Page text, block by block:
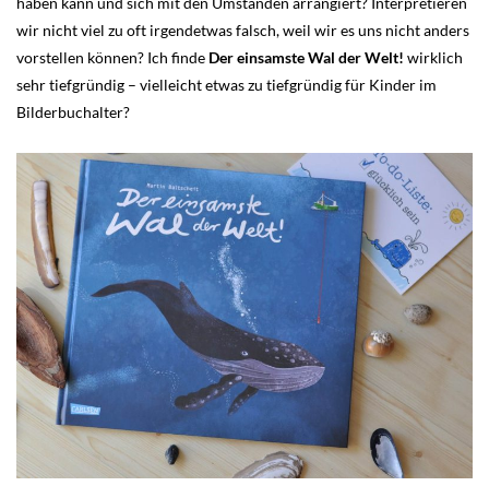
wir nicht viel zu oft irgendetwas falsch, weil wir es uns nicht anders
vorstellen können? Ich finde Der einsamste Wal der Welt! wirklich
sehr tiefgründig – vielleicht etwas zu tiefgründig für Kinder im
Bilderbuchalter?